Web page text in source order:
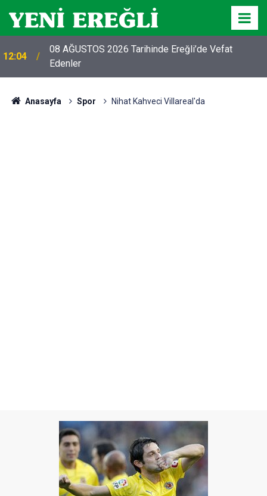
12:04
08 AĞUSTOS 2026 Tarihinde Ereğli’de Vefat
Edenler
Anasayfa Spor Nihat Kahveci Villareal'da